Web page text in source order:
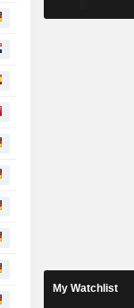
My Watchlist